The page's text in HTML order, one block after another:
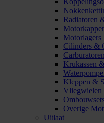
Radiatoren
Motorlagers
Cilinders &
Krukassen
Kleppen &
Vliegwielen
Ombouwsets
Overige
Uitlaat